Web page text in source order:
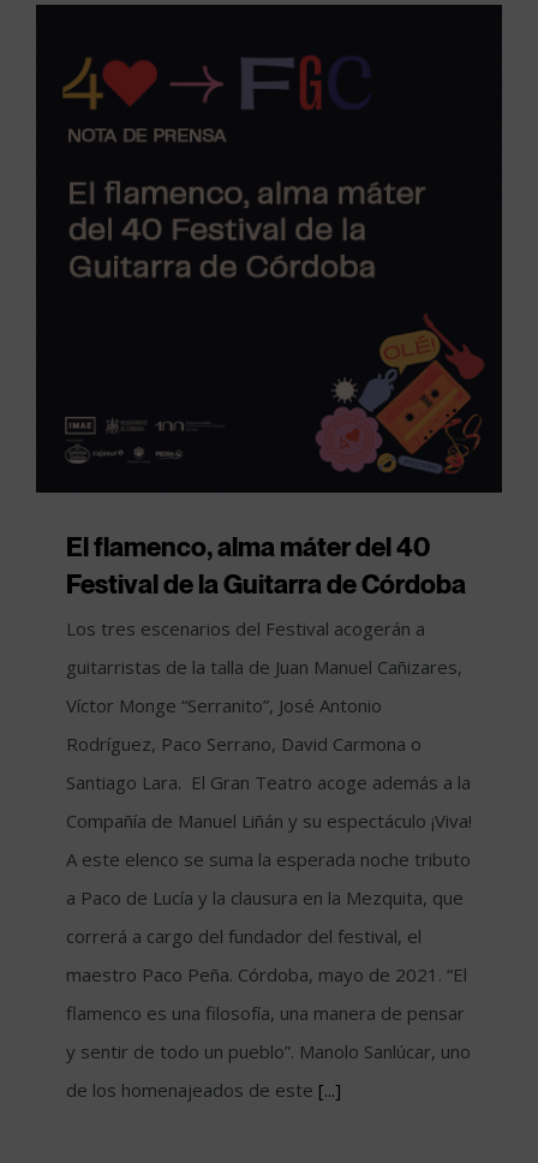
El flamenco, alma máter del 40
Festival de la Guitarra de Córdoba
Los tres escenarios del Festival acogerán a
guitarristas de la talla de Juan Manuel Cañizares,
Víctor Monge “Serranito”, José Antonio
Rodríguez, Paco Serrano, David Carmona o
Santiago Lara. El Gran Teatro acoge además a la
Compañía de Manuel Liñán y su espectáculo ¡Viva!
A este elenco se suma la esperada noche tributo
a Paco de Lucía y la clausura en la Mezquita, que
correrá a cargo del fundador del festival, el
maestro Paco Peña. Córdoba, mayo de 2021. “El
flamenco es una filosofía, una manera de pensar
y sentir de todo un pueblo”. Manolo Sanlúcar, uno
de los homenajeados de este [...]